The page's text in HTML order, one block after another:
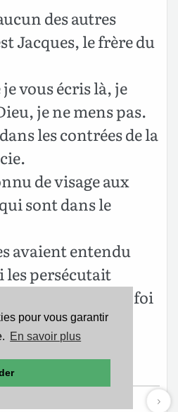
pour vous garantir
En savoir plus
des autres
Jacques, le frère du
vous écris là, je
je ne mens pas.
les contrées de la
de visage aux
sont dans le
avaient entendu
les persécutait
maintenant la foi
de détruire.
Dieu à mon